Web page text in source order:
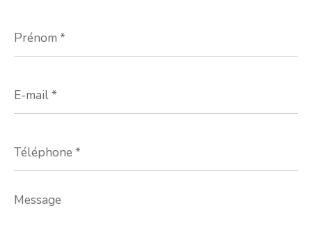
*
mail
*
*
Message
*